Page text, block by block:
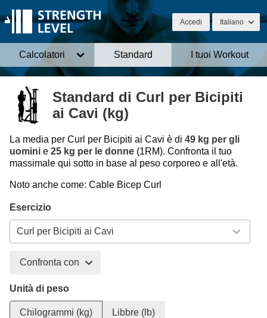
Accedi Italiano
Calcolatori Standard I tuoi Workout
Standard di Curl per Bicipiti
ai Cavi (kg)
La media per Curl per Bicipiti ai Cavi è di 49 kg per gli
uomini e 25 kg per le donne (1RM). Confronta il tuo
massimale qui sotto in base al peso corporeo e all'età.
Noto anche come: Cable Bicep Curl
Esercizio
Confronta con
Unità di peso
Chilogrammi (kg) Libbre (lb)